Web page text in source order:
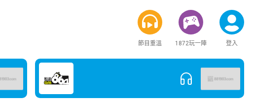
節目重溫 1872玩一陣 登入